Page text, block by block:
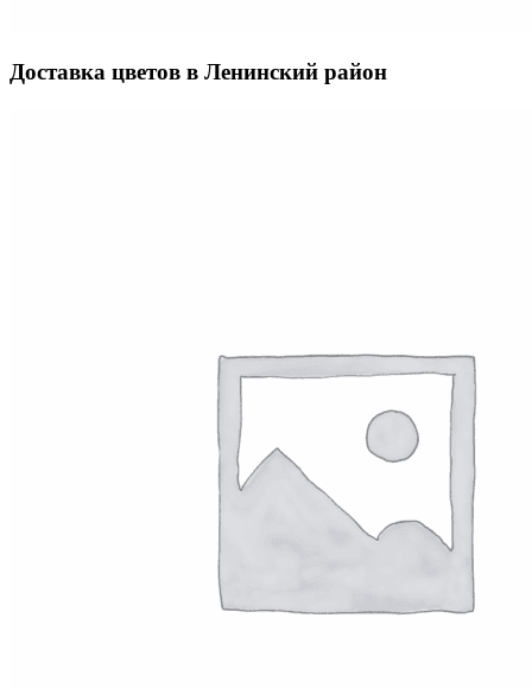
Доставка цветов в Ленинский район